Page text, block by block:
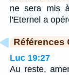
ne sera mis
l'Eternel a
Références
Luc 19:27
Au reste,